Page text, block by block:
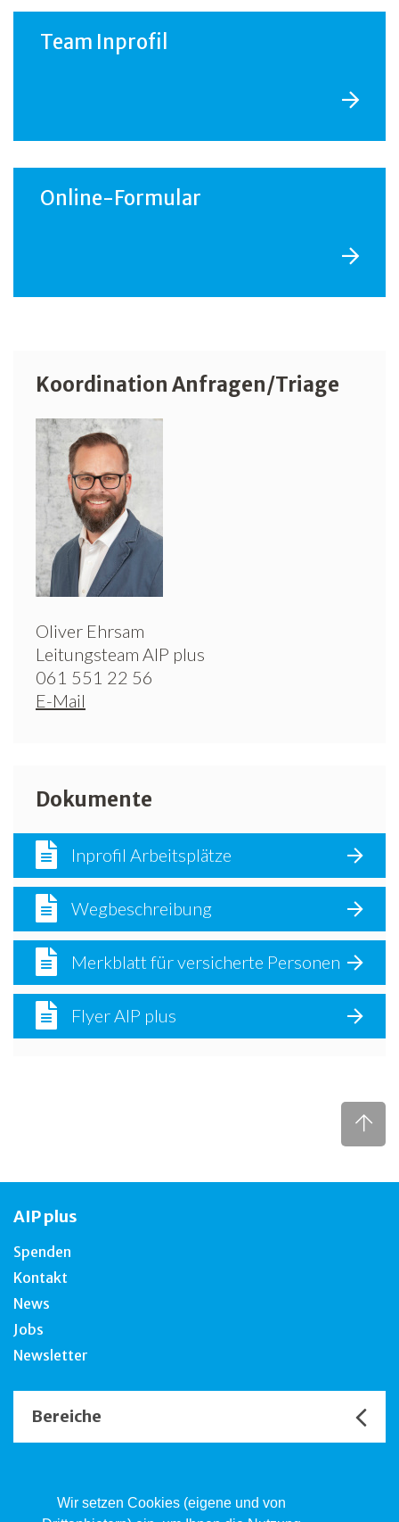
Wir setzen Cookies (eigene und von
Team Inprofil
Online-Formular
Koordination Anfragen/Triage
Oliver Ehrsam
Leitungsteam AIP plus
061 551 22 56
E-Mail
Dokumente
Inprofil Arbeitsplätze
Wegbeschreibung
Merkblatt für versicherte Personen
Flyer AIP plus
AIP plus
Spenden
Kontakt
News
Jobs
Newsletter
Bereiche